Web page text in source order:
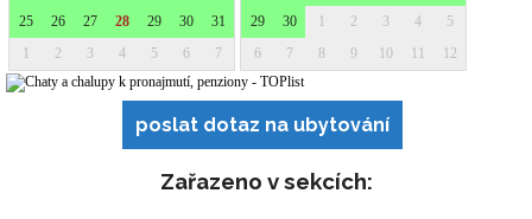
poslat dotaz na ubytování
Zařazeno v sekcích: